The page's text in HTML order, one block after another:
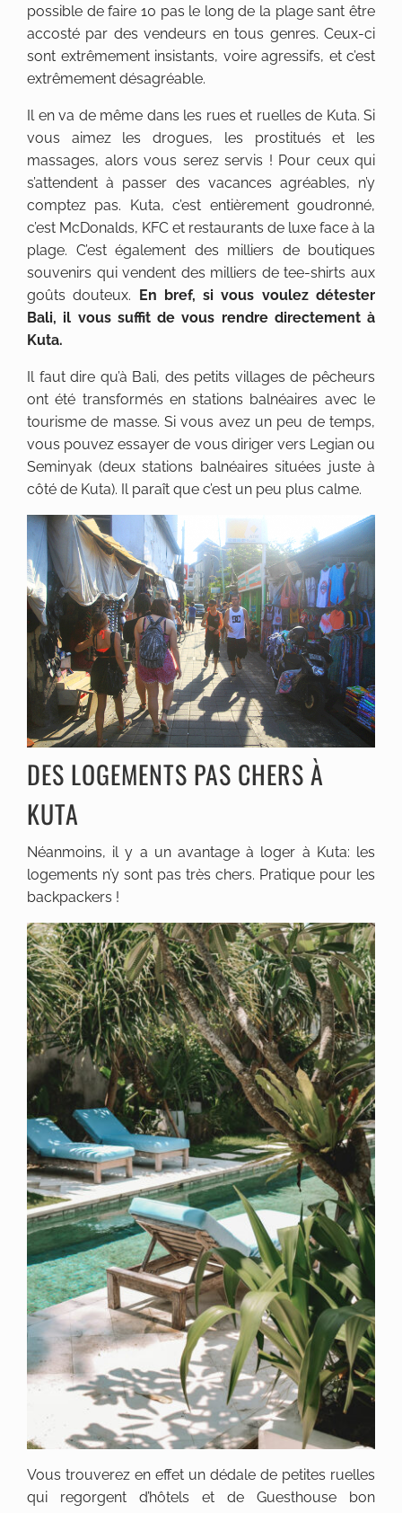
possible de faire 10 pas le long de la plage sant être
accosté par des vendeurs en tous genres. Ceux-ci
sont extrêmement insistants, voire agressifs, et c’est
extrêmement désagréable.
Il en va de même dans les rues et ruelles de Kuta. Si
vous aimez les drogues, les prostitués et les
massages, alors vous serez servis ! Pour ceux qui
s’attendent à passer des vacances agréables, n’y
comptez pas. Kuta, c’est entièrement goudronné,
c’est McDonalds, KFC et restaurants de luxe face à la
plage. C’est également des milliers de boutiques
souvenirs qui vendent des milliers de tee-shirts aux
goûts douteux. En bref, si vous voulez détester
Bali, il vous suffit de vous rendre directement à
Kuta.
Il faut dire qu’à Bali, des petits villages de pêcheurs
ont été transformés en stations balnéaires avec le
tourisme de masse. Si vous avez un peu de temps,
vous pouvez essayer de vous diriger vers Legian ou
Seminyak (deux stations balnéaires situées juste à
côté de Kuta). Il paraît que c’est un peu plus calme.
DES LOGEMENTS PAS CHERS À
KUTA
Néanmoins, il y a un avantage à loger à Kuta: les
logements n’y sont pas très chers. Pratique pour les
backpackers !
Vous trouverez en effet un dédale de petites ruelles
qui regorgent d’hôtels et de Guesthouse bon